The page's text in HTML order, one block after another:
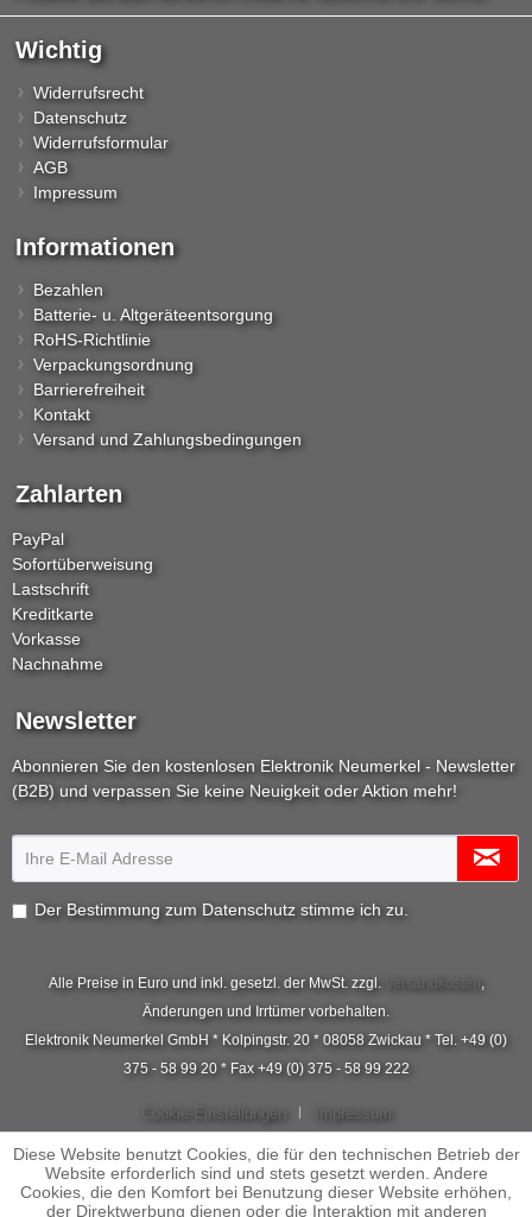
Wichtig
Widerrufsrecht
Datenschutz
Widerrufsformular
AGB
Impressum
Informationen
Bezahlen
Batterie- u. Altgeräteentsorgung
RoHS-Richtlinie
Verpackungsordnung
Barrierefreiheit
Kontakt
Versand und Zahlungsbedingungen
Zahlarten
PayPal
Sofortüberweisung
Lastschrift
Kreditkarte
Vorkasse
Nachnahme
Newsletter
Abonnieren Sie den kostenlosen Elektronik Neumerkel - Newsletter
(B2B) und verpassen Sie keine Neuigkeit oder Aktion mehr!
Der Bestimmung zum Datenschutz stimme ich zu.
Alle Preise in Euro und inkl. gesetzl. der MwSt. zzgl. Versandkosten
,
Änderungen und Irrtümer vorbehalten.
Elektronik Neumerkel GmbH * Kolpingstr. 20 * 08058 Zwickau * Tel. +49 (0)
375 - 58 99 20 * Fax +49 (0) 375 - 58 99 222
Cookie-Einstellungen Impressum
Diese Website benutzt Cookies, die für den technischen Betrieb der
Website erforderlich sind und stets gesetzt werden. Andere
Cookies, die den Komfort bei Benutzung dieser Website erhöhen,
der Direktwerbung dienen oder die Interaktion mit anderen